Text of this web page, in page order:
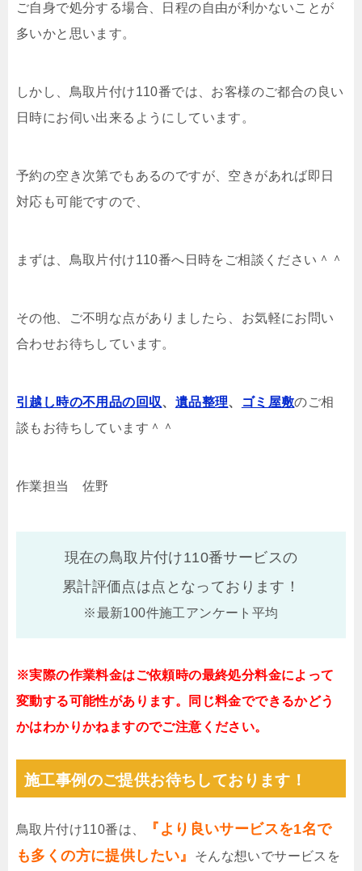
ご自身で処分する場合、日程の自由が利かないことが
多いかと思います。
しかし、鳥取片付け110番では、お客様のご都合の良い
日時にお伺い出来るようにしています。
予約の空き次第でもあるのですが、空きがあれば即日
対応も可能ですので、
まずは、鳥取片付け110番へ日時をご相談ください＾＾
その他、ご不明な点がありましたら、お気軽にお問い
合わせお待ちしています。
引越し時の不用品の回収、 遺品整理、 ゴミ屋敷のご相
談もお待ちしています＾＾
作業担当 佐野
現在の鳥取片付け110番サービスの
累計評価点は点となっております！
※最新100件施工アンケート平均
※実際の作業料金はご依頼時の最終処分料金によって
変動する可能性があります。同じ料金でできるかどう
かはわかりかねますのでご注意ください。
施工事例のご提供お待ちしております！
鳥取片付け110番は、
『より良いサービスを1名で
も多くの方に提供したい』
そんな想いでサービスを